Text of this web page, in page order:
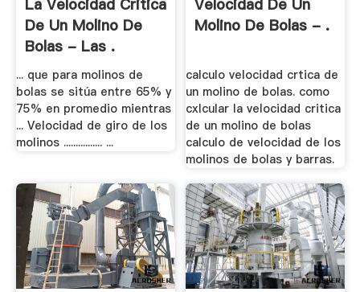
La Velocidad Critica
De Un Molino De
Bolas - Las .
... que para molinos de
bolas se sitúa entre 65% y
75% en promedio mientras
... Velocidad de giro de los
molinos ................ ...
Velocidad De Un
Molino De Bolas - .
calculo velocidad crtica de
un molino de bolas. como
cxlcular la velocidad critica
de un molino de bolas
calculo de velocidad de los
molinos de bolas y barras.